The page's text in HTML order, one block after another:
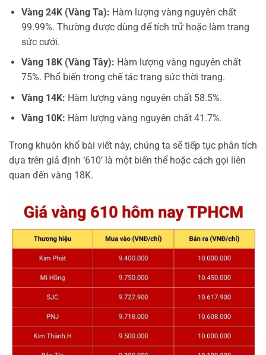
Vàng 24K (Vàng Ta): Hàm lượng vàng nguyên chất
99.99%. Thường được dùng để tích trữ hoặc làm trang
sức cưới.
Vàng 18K (Vàng Tây): Hàm lượng vàng nguyên chất
75%. Phổ biến trong chế tác trang sức thời trang.
Vàng 14K: Hàm lượng vàng nguyên chất 58.5%.
Vàng 10K: Hàm lượng vàng nguyên chất 41.7%.
Trong khuôn khổ bài viết này, chúng ta sẽ tiếp tục phân tích
dựa trên giả định ‘610’ là một biến thể hoặc cách gọi liên
quan đến vàng 18K.